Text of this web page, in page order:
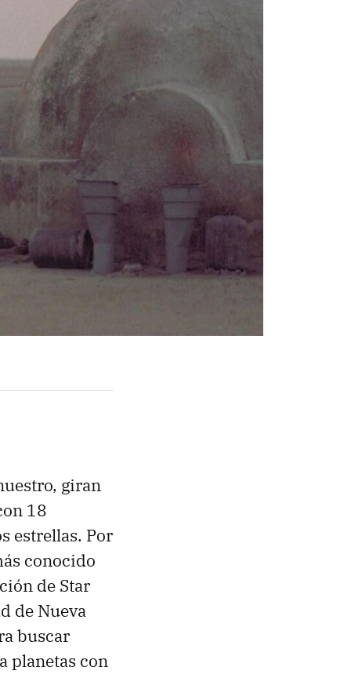
giran
18
estrellas. Por
conocido
de Star
de Nueva
buscar
planetas con